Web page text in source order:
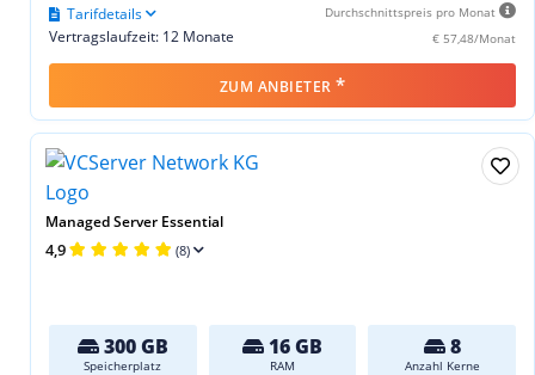
Durchschnittspreis pro Monat
€ 57,48/Monat
Vertragslaufzeit: 12 Monate
Tarifdetails
ZUM ANBIETER *
Managed Server Essential
4,9 (8)
300 GB
Speicherplatz
16 GB
RAM
8
Anzahl Kerne